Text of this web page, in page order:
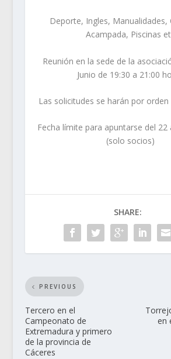
Deporte, Ingles, Manualidades,
Acampada, Piscinas
Reunión en la sede de la
Junio de 19:30 a 21:00
Las solicitudes se harán por
Fecha límite para apuntarse del 22
(solo socios)
SHARE:
PREVIOUS
Tercero en el
Campeonato de
Extremadura y primero
de la provincia de
Cáceres
en